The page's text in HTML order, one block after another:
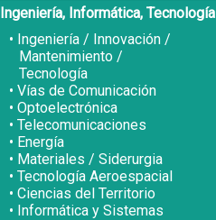
Ingeniería, Informática, Tecnología
Ingeniería / Innovación /
Mantenimiento /
Tecnología
Vías de Comunicación
Optoelectrónica
Telecomunicaciones
Energía
Materiales / Siderurgia
Tecnología Aeroespacial
Ciencias del Territorio
Informática y Sistemas